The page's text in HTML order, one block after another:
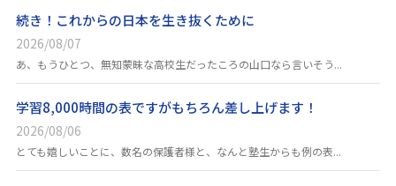
続き！これからの日本を生き抜くために
2026/08/07
あ、もうひとつ、無知蒙昧な高校生だったころの山口なら言いそう...
学習8,000時間の表ですがもちろん差し上げます！
2026/08/06
とても嬉しいことに、数名の保護者様と、なんと塾生からも例の表...